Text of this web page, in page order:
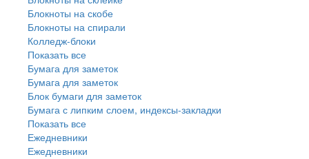
Блокноты на скобе
Блокноты на спирали
Колледж-блоки
Показать все
Бумага для заметок
Бумага для заметок
Блок бумаги для заметок
Бумага с липким слоем, индексы-закладки
Показать все
Ежедневники
Ежедневники